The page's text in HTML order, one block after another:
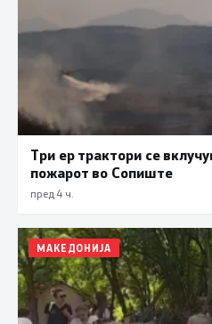
Три ер трактори се
пожарот во Сопиште
пред 4 ч.
МАКЕДОНИЈА